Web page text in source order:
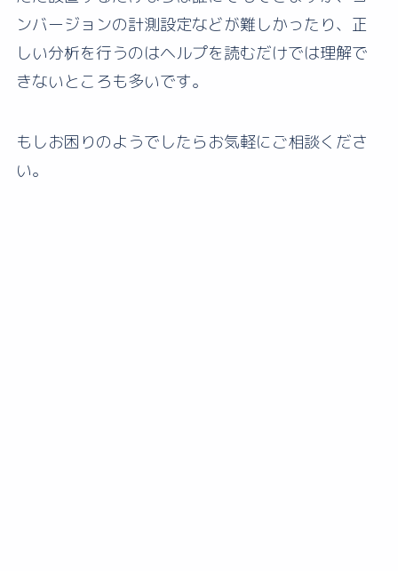
ンバージョンの計測設定などが難しかったり、正
しい分析を行うのはヘルプを読むだけでは理解で
きないところも多いです。
もしお困りのようでしたらお気軽にご相談くださ
い。